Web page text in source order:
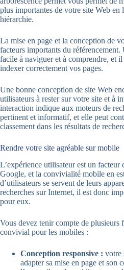
plus importantes de votre site Web en
hiérarchie.
La mise en page et la conception de
facteurs importants du
facile à naviguer et à comprendre, et
indexer correctement vos pages.
Une bonne conception de site Web
utilisateurs à rester sur votre site et à
interaction indique aux moteurs de
pertinent et informatif, et elle peut
classement dans les résultats de
Rendre votre site agréable sur mobile
L’expérience utilisateur est un facteur
Google, et la convivialité mobile en
d’utilisateurs se servent de leurs
recherches sur Internet, il est donc
pour eux.
Vous devez tenir compte de plusieurs
convivial pour les mobiles :
Conception responsive : votre
adapter sa mise en page et son